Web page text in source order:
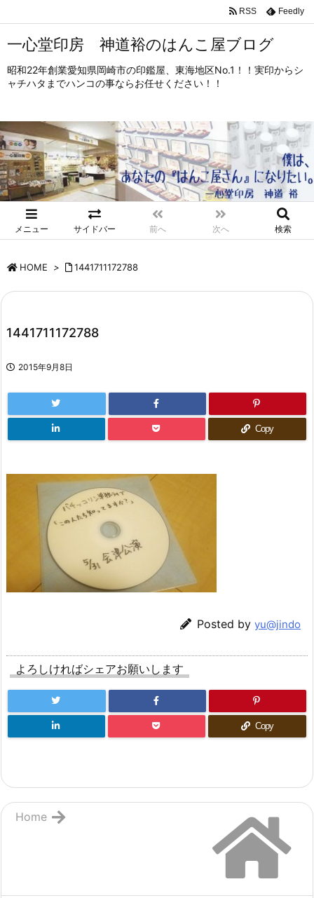
一心堂印房 神道裕のはんこ屋ブログ
昭和22年創業愛知県岡崎市の印鑑屋、東海地区No.1！！実印からシ
ャチハタまでハンコの事ならお任せください！！
メニュー サイドバー 前へ 次へ 検索
RSS Feedly
HOME > 1441711172788
1441711172788
2015年9月8日
Copy
Posted by yu@jindo
よろしければシェアお願いします
Copy
Home